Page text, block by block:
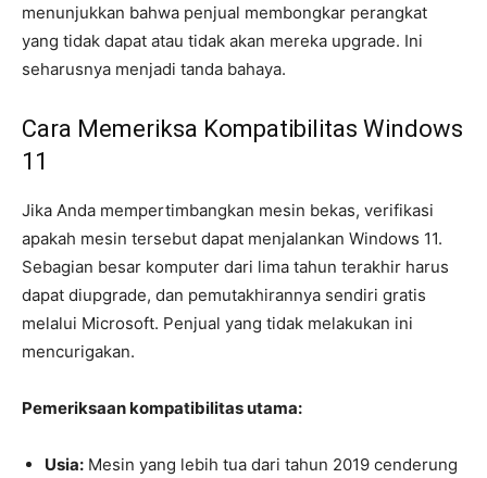
menunjukkan bahwa penjual membongkar perangkat
yang tidak dapat atau tidak akan mereka upgrade. Ini
seharusnya menjadi tanda bahaya.
Cara Memeriksa Kompatibilitas Windows
11
Jika Anda mempertimbangkan mesin bekas, verifikasi
apakah mesin tersebut dapat menjalankan Windows 11.
Sebagian besar komputer dari lima tahun terakhir harus
dapat diupgrade, dan pemutakhirannya sendiri gratis
melalui Microsoft. Penjual yang tidak melakukan ini
mencurigakan.
Pemeriksaan kompatibilitas utama:
Usia: Mesin yang lebih tua dari tahun 2019 cenderung